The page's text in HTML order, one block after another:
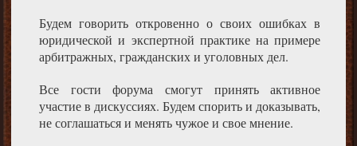
Будем говорить откровенно о своих ошибках в
юридической и экспертной практике на примере
арбитражных, гражданских и уголовных дел.
Все гости форума смогут принять активное
участие в дискуссиях. Будем спорить и доказывать,
не соглашаться и менять чужое и свое мнение.